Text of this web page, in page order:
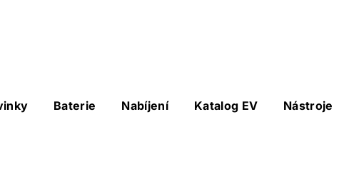
Baterie Nabíjení Katalog EV Nástroje